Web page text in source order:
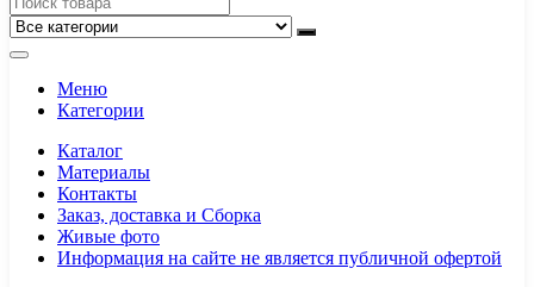
Меню
Категории
Каталог
Материалы
Контакты
Заказ, доставка и Сборка
Живые фото
Информация на сайте не является публичной офертой